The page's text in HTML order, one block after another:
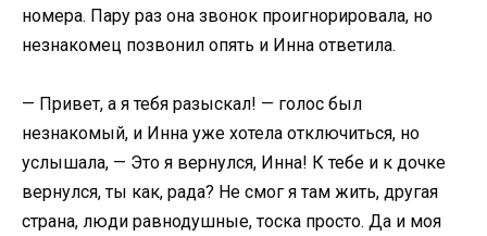
номера. Пару раз она звонок проигнорировала, но
незнакомец позвонил опять и Инна ответила.
— Привет, а я тебя разыскал! — голос был
незнакомый, и Инна уже хотела отключиться, но
услышала, — Это я вернулся, Инна! К тебе и к дочке
вернулся, ты как, рада? Не смог я там жить, другая
страна, люди равнодушные, тоска просто. Да и моя